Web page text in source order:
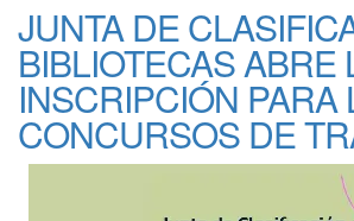
JUNTA DE
BIBLIOTECAS ABRE
INSCRIPCIÓN PARA
CONCURSOS DE